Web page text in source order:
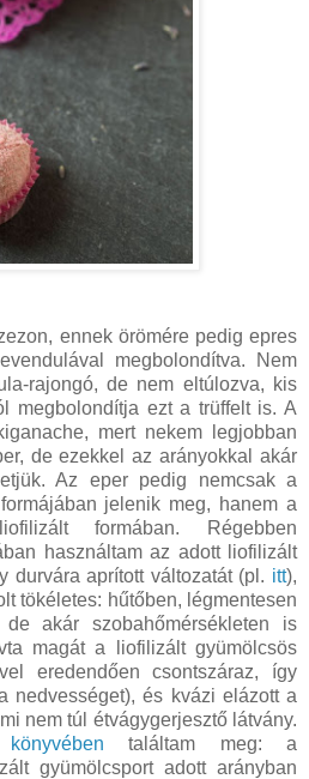
ennek örömére pedig epres
megbolondítva. Nem
rajongó, de nem eltúlozva, kis
megbolondítja ezt a trüffelt is. A
mert nekem legjobban
de ezekkel az arányokkal akár
Az eper pedig nemcsak a
jelenik meg, hanem a
formában. Régebben
használtam az adott liofilizált
durvára aprított változatát (pl. itt),
tökéletes: hűtőben, légmentesen
akár szobahőmérsékleten is
magát a liofilizált gyümölcsös
eredendően csontszáraz, így
nedvességet), és kvázi elázott a
nem túl étvágygerjesztő látvány.
találtam meg: a
gyümölcsport adott arányban